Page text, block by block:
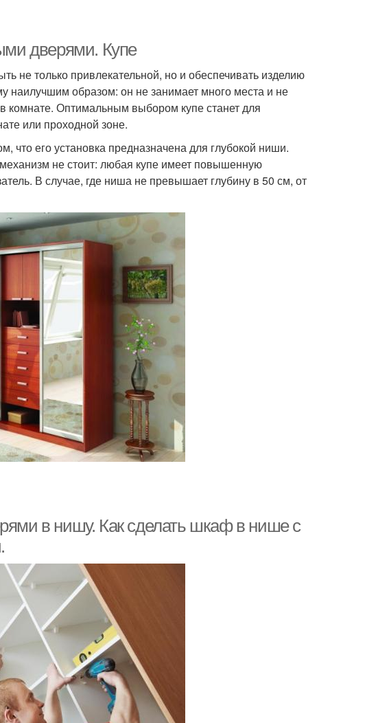
дверями. Купе
не только привлекательной, но и обеспечивать изделию
наилучшим образом: он не занимает много места и не
комнате. Оптимальным выбором купе станет для
или проходной зоне.
что его установка предназначена для глубокой ниши.
не стоит: любая купе имеет повышенную
В случае, где ниша не превышает глубину в 50 см, от
в нишу. Как сделать шкаф в нише с